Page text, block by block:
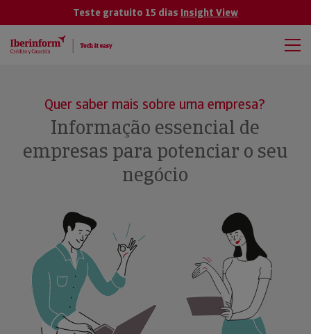
Teste gratuito 15 dias Insight View
Quer saber mais sobre uma empresa?
Informação essencial de
empresas para potenciar o seu
negócio